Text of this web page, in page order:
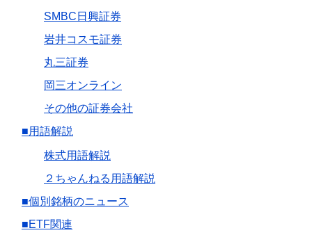
SMBC日興証券
岩井コスモ証券
丸三証券
岡三オンライン
その他の証券会社
■用語解説
株式用語解説
２ちゃんねる用語解説
■個別銘柄のニュース
■ETF関連